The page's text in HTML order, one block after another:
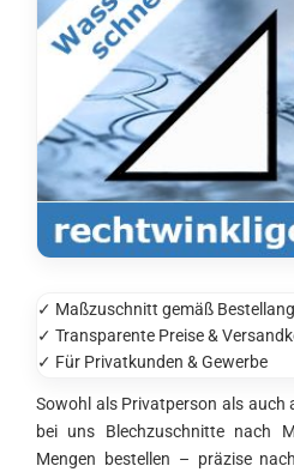
✓ Maßzuschnitt gemäß
✓ Transparente Preise &
✓ Für Privatkunden & Gewerbe
Sowohl als Privatperson als auch
bei uns Blechzuschnitte nach
Mengen bestellen – präzise